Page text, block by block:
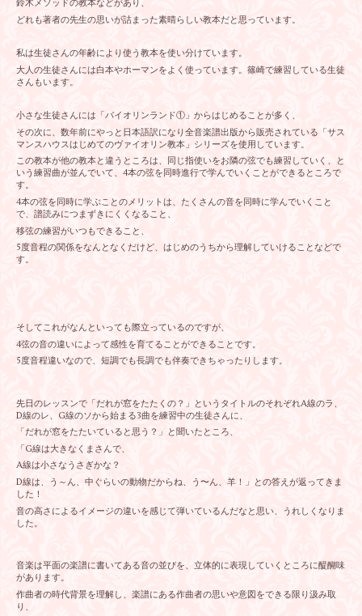
鈴木メソッドの教本などがあり、
どれも著者の先生の思いが詰まった素晴らしい教本だと思っています。
私は生徒さんの年齢により使う教本を使い分けています。
大人の生徒さんには白本やホーマンをよく使っています。篠崎で練習している生徒
さんもいます。
小さな生徒さんには「バイオリンランド①」からはじめることが多く、
その次に、数年前にやっと日本語訳になり全音楽譜出版から販売されている「サス
マンスハウスはじめてのヴァイオリン教本」シリーズを使用しています。
この教本が他の教本と違うところは、同じ指使いをお隣の弦でも練習していく、と
いう練習曲が並んでいて、4本の弦を同時進行で学んでいくことができるところで
す。
4本の弦を同時に学ぶことのメリットは、たくさんの音を同時に学んでいくこと
で、譜読みにつまずきにくくなること、
移弦の練習がいつもできること、
5度音程の関係をなんとなくだけど、はじめのうちから理解していけることなどで
す。
そしてこれがなんといっても際立っているのですが、
4弦の音の違いによって感性を育てることができることです。
5度音程違いなので、短調でも長調でも伴奏できちゃったりします。
先日のレッスンで「だれが窓をたたくの？」というタイトルのそれぞれA線のラ、
D線のレ、G線のソから始まる3曲を練習中の生徒さんに、
「だれが窓をたたいていると思う？」と聞いたところ、
「G線は大きなくまさんで、
A線は小さなうさぎかな？
D線は、う～ん、中ぐらいの動物だからね、う〜ん、羊！」との答えが返ってきま
した！
音の高さによるイメージの違いを感じて弾いているんだなと思い、うれしくなりま
した。
音楽は平面の楽譜に書いてある音の並びを、立体的に表現していくところに醍醐味
があります。
作曲者の時代背景を理解し、楽譜にある作曲者の思いや意図をできる限り汲み取
り、